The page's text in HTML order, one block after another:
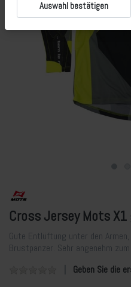
Cross Jersey Mots X1
Gute Entlüftung unter den
Brustpanzer. Sehr angenehm
Geben Sie die
Auswahl bestätigen